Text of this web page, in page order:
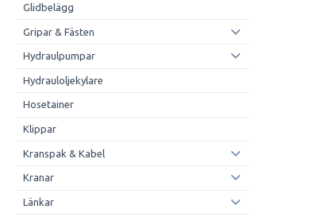
Glidbelägg
Gripar & Fästen
Hydraulpumpar
Hydrauloljekylare
Hosetainer
Klippar
Kranspak & Kabel
Kranar
Länkar